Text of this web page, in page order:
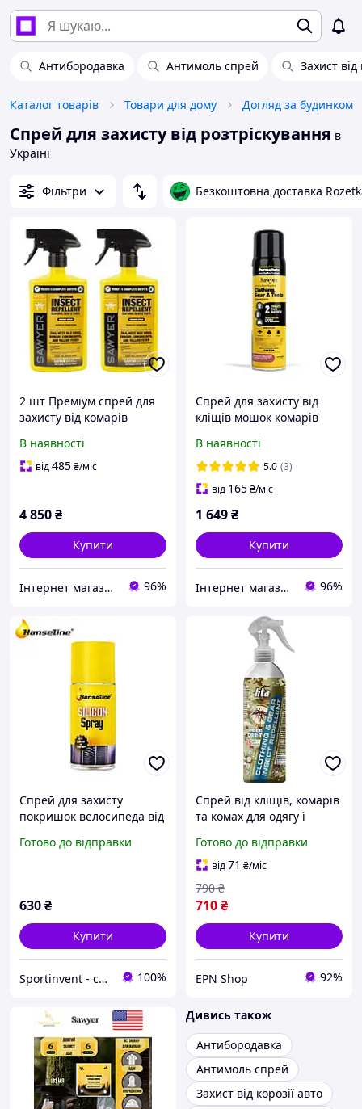
Антибородавка Антимоль спрей Захист від
Каталог товарів Товари для дому Догляд за будинком
Спрей для захисту від розтріскування в
Україні
Фільтри Безкоштовна доставка
2 шт Преміум спрей для
захисту від комарів
Premium з перметрином
710 мл дія до 6 тижнів
В наявності
від485₴/міс
4 850₴
Купити
Інтернет магазин Store7 96%
Спрей для захисту від
кліщів мошок комарів
перметрином 250 мл дія 6
тижнів
В наявності
5.0 (3)
від 165₴/міс
1 649₴
Купити
Інтернет магазин Store7 96%
Спрей для захисту
покришок велосипеда від
силікону Hanseline Silicon
Готово до відправки
630₴
Купити
Sportinvent - спортивний інтернет магазин 100%
Спрей від кліщів, комарів
та комах для одягу і
просочення
перметрином, захист 15
діб
Готово до відправки
від71 ₴/міс
710₴
790 ₴
Купити
EPN Shop 92%
Дивись також
Антибородавка
Антимоль спрей
Захист від корозії авто